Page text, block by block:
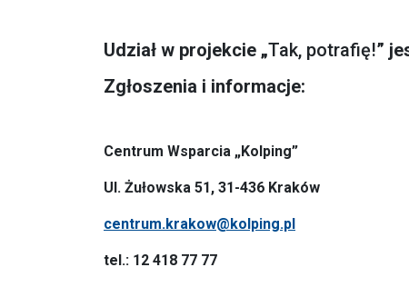
Udział w projekcie „Tak, potrafię!”
Zgłoszenia i informacje:
Centrum Wsparcia „Kolping”
Ul. Żułowska 51, 31-436 Kraków
centrum.krakow@kolping.pl
tel.: 12 418 77 77